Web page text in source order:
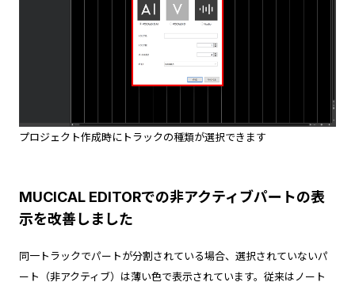
プロジェクト作成時にトラックの種類が選択できます
MUCICAL EDITORでの非アクティブパートの表
示を改善しました
同一トラックでパートが分割されている場合、選択されていないパ
ート（非アクティブ）は薄い色で表示されています。従来はノート